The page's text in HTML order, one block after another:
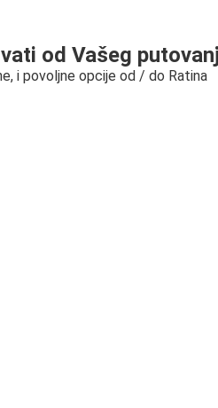
od Vašeg
i povoljne opcije od / do Ratina